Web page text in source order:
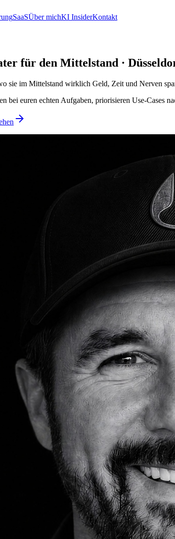
SaaSÜber michKI InsiderKontakt
für den Mittelstand ·
sie im Mittelstand wirklich Geld, Zeit und Nerven
bei euren echten Aufgaben, priorisieren Use-Cases